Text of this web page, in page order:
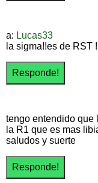
a: Lucas33
la sigma!!es de RST
tengo entendido que
la R1 que es mas
saludos y suerte